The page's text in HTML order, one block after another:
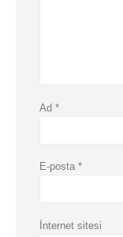
Ad *
E-posta *
İnternet sitesi